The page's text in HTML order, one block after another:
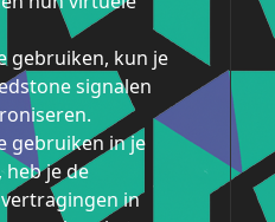
gebruiken, kun je
signalen
gebruiken in je
je de
in